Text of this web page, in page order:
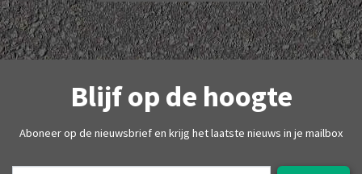
Blijf op de hoogte
Aboneer op de nieuwsbrief en krijg het laatste nieuws in je mailbox